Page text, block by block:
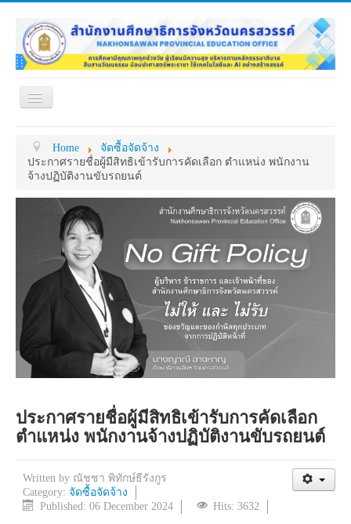
Toggle
เกี่ยวกับ ศธจ.
หน่วยงานภายใน
MY OFFICE
ดาวน์โหลด
ข้อมูลการติดต่อ
Home
จัดซื้อจัดจ้าง
ประกาศรายชื่อผู้มีสิทธิเข้ารับการคัดเลือก ตำแหน่ง พนักงาน
จ้างปฏิบัติงานขับรถยนต์
ประกาศรายชื่อผู้มีสิทธิเข้ารับการคัดเลือก
ตำแหน่ง พนักงานจ้างปฏิบัติงานขับรถยนต์
Written by ณัชชา พิทักษ์ธีรังกูร
Category: จัดซื้อจัดจ้าง
Published: 06 December 2024
Hits: 3632